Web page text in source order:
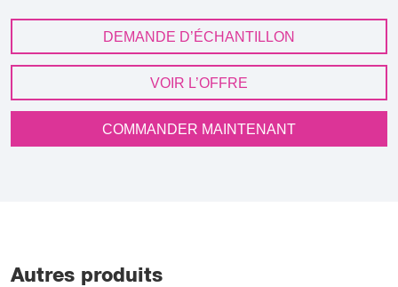
DEMANDE D’ÉCHANTILLON
VOIR L’OFFRE
COMMANDER MAINTENANT
Autres produits